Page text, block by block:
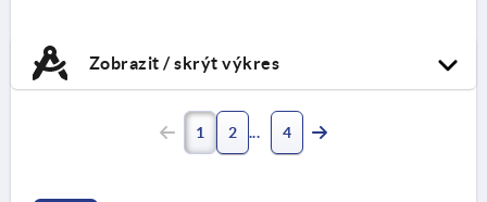
Zobrazit / skrýt výkres
1 2 4